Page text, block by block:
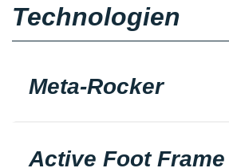
Technologien
Meta-Rocker
Active Foot Frame